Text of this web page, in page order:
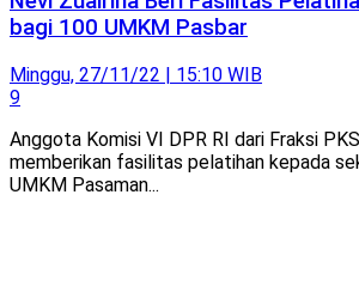
bagi 100 UMKM Pasbar
Minggu, 27/11/22 | 15:10 WIB
9
Anggota Komisi VI DPR RI dari Fraksi
memberikan fasilitas pelatihan kepada
UMKM Pasaman...